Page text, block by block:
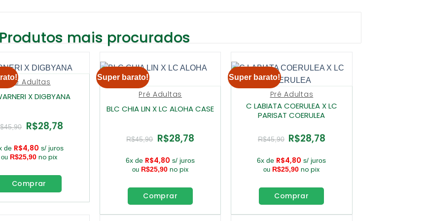
Produtos mais procurados
Pré Adultas
X DIGBYANA
45,90
O
preço
era:
R$45,90.
R$28,78O
é:
R$28,78.
de R$4,80 s/ juros
ou R$25,90 no pix
Comprar
Super barato!
Pré Adultas
BLC CHIA LIN X LC ALOHA CASE
R$45,90 O
preço
era:
R$45,90.
R$28,78O
é:
R$28,78.
6x de R$4,80 s/ juros
ou R$25,90 no pix
Comprar
Super barato!
Pré Adultas
C LABIATA COERULEA X LC
PARISAT COERULEA
R$45,90 O
preço
era:
R$45,90.
R$28,78
é:
R$28,78.
6x de R$4,80 s/ juros
ou R$25,90 no pix
Comprar